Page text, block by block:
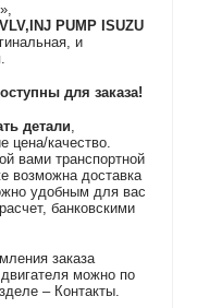
PUMP ISUZU
и
для заказа!
детали,
цена/качество.
вами транспортной
возможна доставка
удобным для вас
банковскими
заказа
можно по
– Контакты.